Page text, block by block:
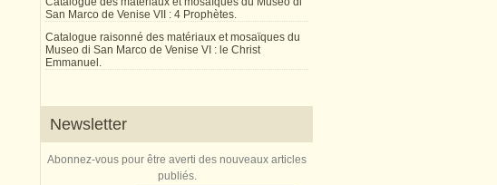
San Marco de Venise VII : 4 Prophètes.
Catalogue raisonné des matériaux et mosaïques du
Museo di San Marco de Venise VI : le Christ
Emmanuel.
Newsletter
Abonnez-vous pour être averti des nouveaux articles
publiés.